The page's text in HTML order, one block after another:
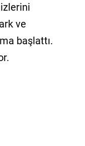
ve
başlattı.